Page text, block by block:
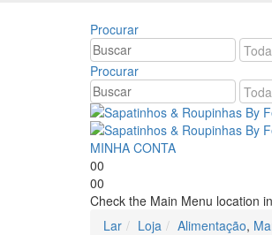
Procurar
Procurar
MINHA CONTA
00
00
Check the Main Menu location in
Lar
Loja Alimentação,